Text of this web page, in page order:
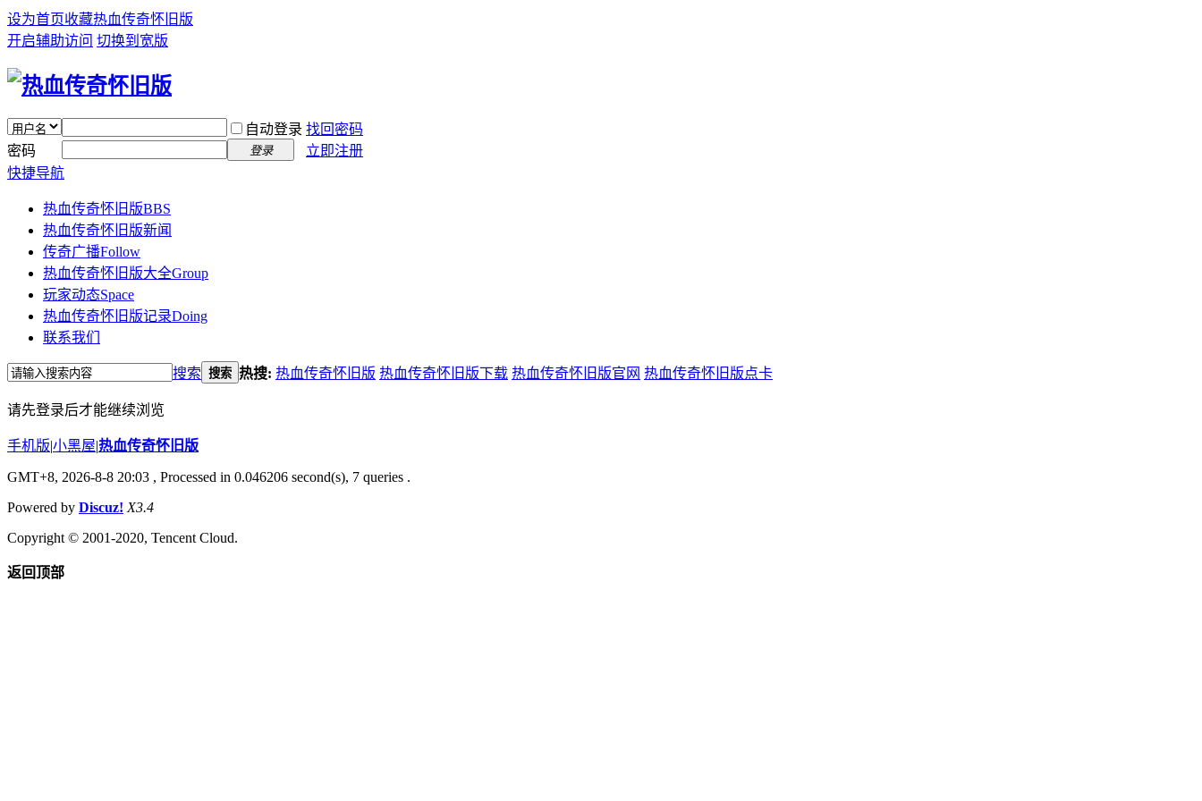
设为首页收藏热血传奇怀旧版
开启辅助访问 切换到宽版
自动登录 找回密码
密码
登录
立即注册
快捷导航
热血传奇怀旧版BBS
热血传奇怀旧版新闻
传奇广播Follow
热血传奇怀旧版大全Group
玩家动态Space
热血传奇怀旧版记录Doing
联系我们
搜索 搜索 热搜: 热血传奇怀旧版 热血传奇怀旧版下载 热血传奇怀旧版官网 热血传奇怀旧版点卡
请先登录后才能继续浏览
手机版|小黑屋|热血传奇怀旧版
GMT+8, 2026-8-8 20:03 , Processed in 0.046206 second(s), 7 queries .
Powered by Discuz! X3.4
Copyright © 2001-2020, Tencent Cloud.
返回顶部